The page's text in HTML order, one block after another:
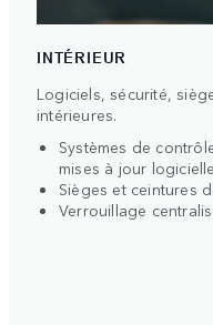
INTÉRIEUR
Logiciels, sécurité,
intérieures.
Systèmes de
mises à jour
Sièges et ceintures
Verrouillage